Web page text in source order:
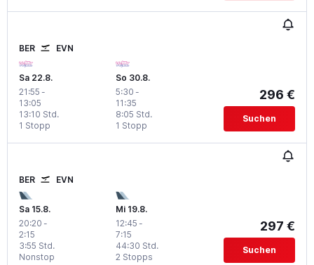
BER EVN
Sa 22.8.
21:55 -
13:05
1 Stopp
13:10 Std.
So 30.8.
5:30 -
11:35
1 Stopp
8:05 Std.
296 €
Suchen
BER EVN
Sa 15.8.
20:20 -
2:15
Nonstop
3:55 Std.
Mi 19.8.
12:45 -
7:15
2 Stopps
44:30 Std.
297 €
Suchen